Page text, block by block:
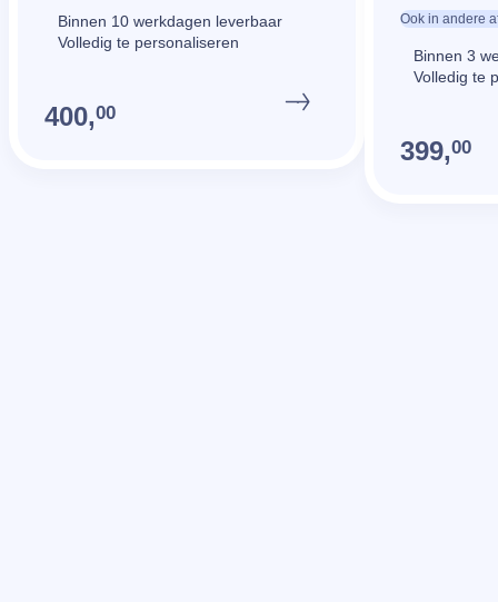
Binnen 10 werkdagen leverbaar
Volledig te personaliseren
400,00
Ook in andere
Binnen 3
Volledig te
399,00